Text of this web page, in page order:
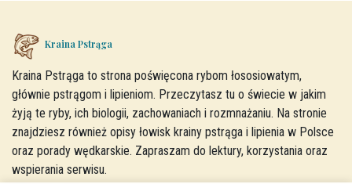
Kraina Pstrąga
Kraina Pstrąga to strona poświęcona rybom łososiowatym,
głównie pstrągom i lipieniom. Przeczytasz tu o świecie w jakim
żyją te ryby, ich biologii, zachowaniach i rozmnażaniu. Na stronie
znajdziesz również opisy łowisk krainy pstrąga i lipienia w Polsce
oraz porady wędkarskie. Zapraszam do lektury, korzystania oraz
wspierania serwisu.